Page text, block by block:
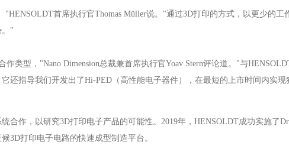
首席执行官Thomas Müller说。"通过3D打印的方式，以更少的工
。"
类型，"Nano Dimension总裁兼首席执行官Yoav Stern评论道。"与
还指导我们开发出了Hi-PED（高性能电子器件），在最短的上市时间内实现
合作，以研究3D打印电子产品的可能性。2019年，HENSOLDT成功实施了
3D打印电子电路的快速成型制造平台。